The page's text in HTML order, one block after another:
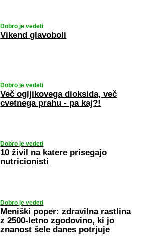
Dobro je vedeti
Vikend glavoboli
Dobro je vedeti
Več ogljikovega dioksida, več
cvetnega prahu - pa kaj?!
Dobro je vedeti
10 živil na katere prisegajo
nutricionisti
Dobro je vedeti
Meniški poper: zdravilna rastlina
z 2500-letno zgodovino, ki jo
znanost šele danes potrjuje